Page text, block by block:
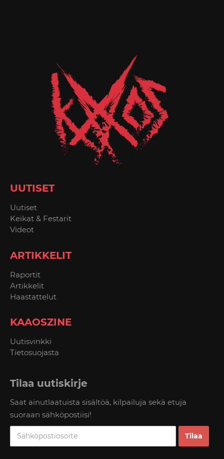
UUTISET
Uutiset
Keikat & Festarit
Videot
ARTIKKELIT
Raportit
Artikkelit
Haastattelut
KAAOSZINE
Uutisvinkki
Tietosuojasta
Tilaa uutiskirje
Saat ainutlaatuista sisältöä, kilpailuja sekä etuja
suoraan sähköpostiisi!